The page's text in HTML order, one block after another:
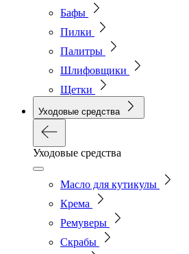
Бафы
Пилки
Палитры
Шлифовщики
Щетки
Уходовые средства
Уходовые средства
Масло для кутикулы
Крема
Ремуверы
Скрабы